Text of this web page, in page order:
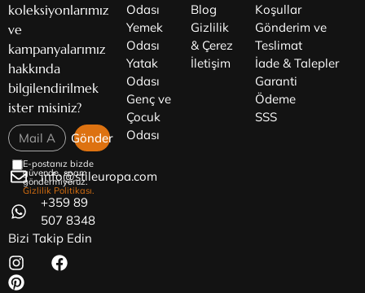
koleksiyonlarımız
ve
kampanyalarımız
hakkında
bilgilendirilmek
ister misiniz?
E-postanız bizde
güvende, spam
göndermiyoruz.
Gizlilik Politikası.
Gönder
info@stileuropa.com
+359 89
507 8348
Bizi Takip Edin
Odası
Yemek
Odası
Yatak
Odası
Genç ve
Çocuk
Odası
Blog
Gizlilik
& Çerez
İletişim
Koşullar
Gönderim ve
Teslimat
İade & Talepler
Garanti
Ödeme
SSS